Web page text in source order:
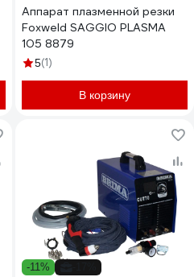
Аппарат плазменной резки
Foxweld SAGGIO PLASMA
105 8879
5(1)
В корзину
-11%